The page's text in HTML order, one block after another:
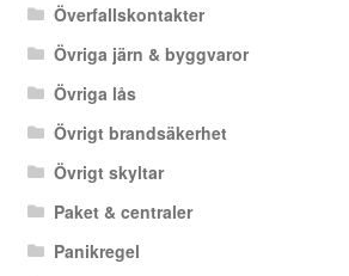
Överfallskontakter
Övriga järn & byggvaror
Övriga lås
Övrigt brandsäkerhet
Övrigt skyltar
Paket & centraler
Panikregel